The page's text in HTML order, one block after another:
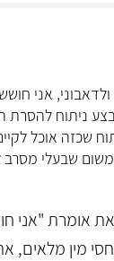
אני
ניתוח להסרת
שכזה אוכל
שבעלי מסרב
אומרת "אני
מין מלאים,